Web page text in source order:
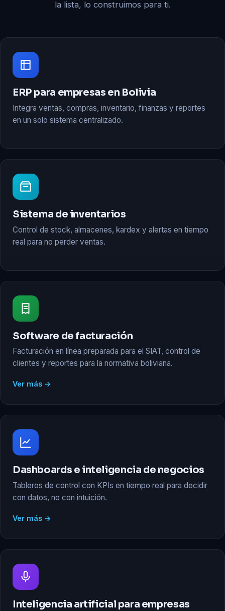
la lista, lo construimos para ti.
ERP para empresas en Bolivia
Integra ventas, compras, inventario, finanzas y reportes
en un solo sistema centralizado.
Sistema de inventarios
Control de stock, almacenes, kardex y alertas en tiempo
real para no perder ventas.
Software de facturación
Facturación en línea preparada para el SIAT, control de
clientes y reportes para la normativa boliviana.
Ver más →
Dashboards e inteligencia de negocios
Tableros de control con KPIs en tiempo real para decidir
con datos, no con intuición.
Ver más →
Inteligencia artificial para empresas